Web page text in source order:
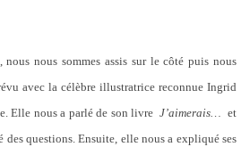
nous nous sommes assis sur le côté puis nous
avec la célèbre illustratrice reconnue Ingrid
Elle nous a parlé de son livreJ’aimerais… et
des questions. Ensuite, elle nous a expliqué ses